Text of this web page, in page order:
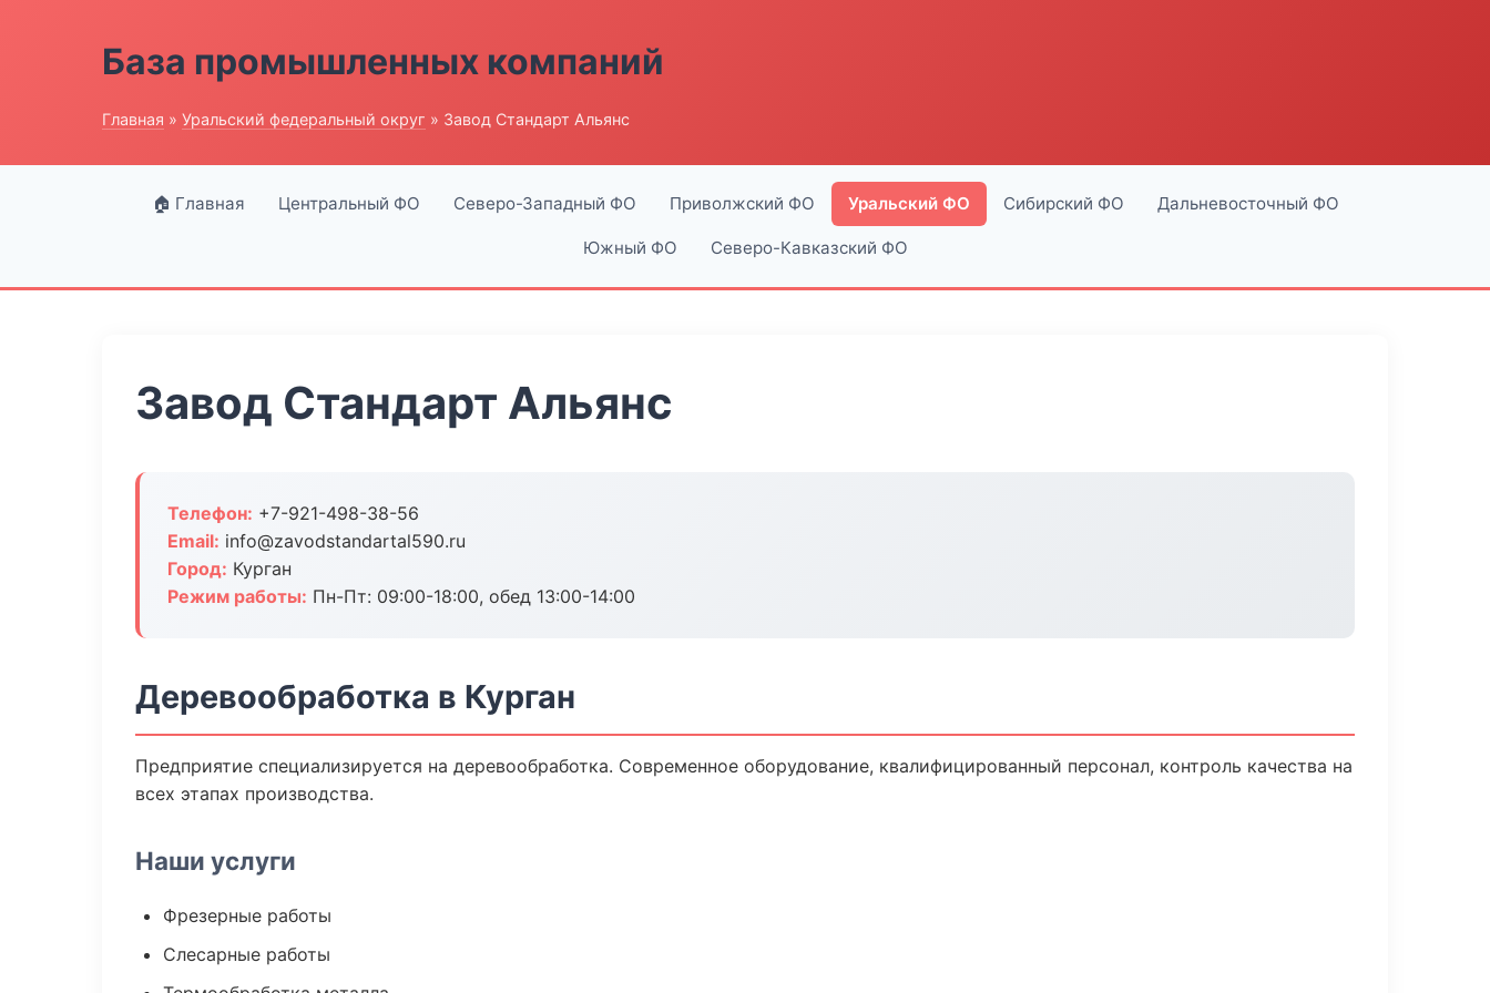
База промышленных компаний
Главная » Уральский федеральный округ » Завод Стандарт Альянс
🏠 Главная Центральный ФО Северо-Западный ФО Приволжский ФО Уральский ФО Сибирский ФО Дальневосточный ФО
Южный ФО Северо-Кавказский ФО
Завод Стандарт Альянс
Телефон: +7-921-498-38-56
Email: info@zavodstandartal590.ru
Город: Курган
Режим работы: Пн-Пт: 09:00-18:00, обед 13:00-14:00
Деревообработка в Курган
Предприятие специализируется на деревообработка. Современное оборудование, квалифицированный персонал, контроль качества на
всех этапах производства.
Наши услуги
Фрезерные работы
Слесарные работы